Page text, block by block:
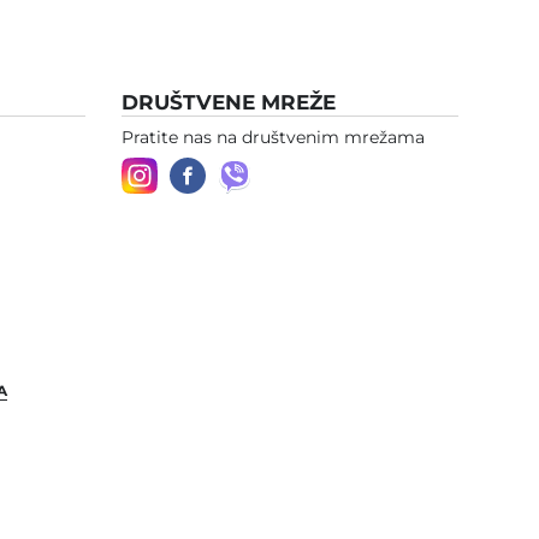
DRUŠTVENE MREŽE
Pratite nas na društvenim mrežama